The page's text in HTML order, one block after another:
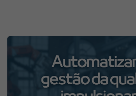
Por
que